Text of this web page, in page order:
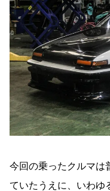
今回の乗ったクルマは
ていたうえに、いわゆ